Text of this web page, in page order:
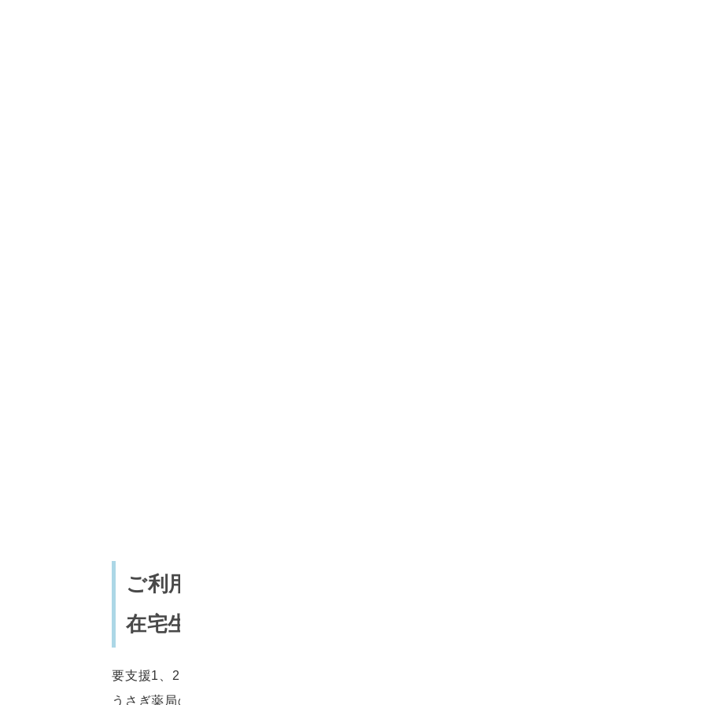
〒414-0038 静岡県伊
うさぎ薬局ヘルパー
（介護サービス計画）
しております。ご自宅
ご利用者さまお一人お一人がその人らしく
在宅生活を送ることができるようにお手伝いします。
要支援1、2、要介護1～5の認定を受けた方向けの在宅サービスです。訪問介護サービスを利用する
うさぎ薬局の介護では申請代行も行っておりますのでお気軽にご相談ください。